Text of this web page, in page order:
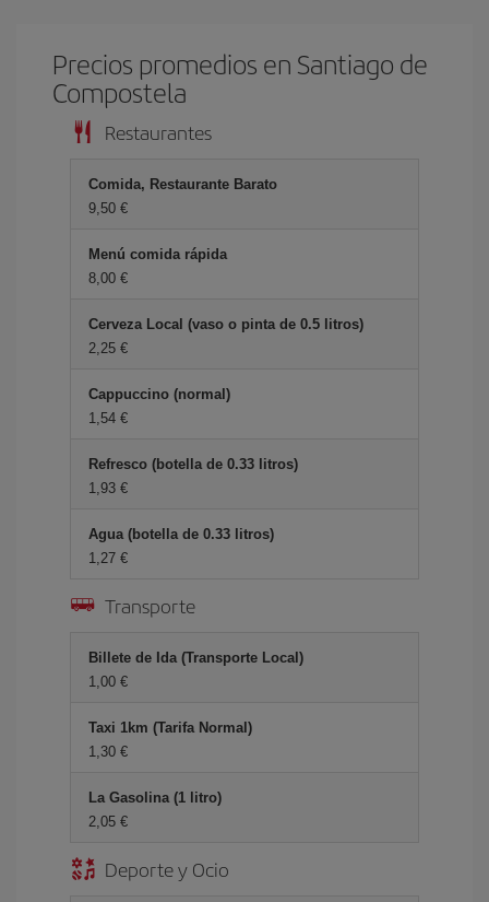
Precios promedios en Santiago de
Compostela
Restaurantes
Comida, Restaurante Barato
9,50 €
Menú comida rápida
8,00 €
Cerveza Local (vaso o pinta de 0.5 litros)
2,25 €
Cappuccino (normal)
1,54 €
Refresco (botella de 0.33 litros)
1,93 €
Agua (botella de 0.33 litros)
1,27 €
Transporte
Billete de Ida (Transporte Local)
1,00 €
Taxi 1km (Tarifa Normal)
1,30 €
La Gasolina (1 litro)
2,05 €
Deporte y Ocio